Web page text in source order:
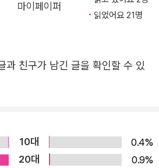
증명한다. 규범을 전복하려는 이러
할 수도 있겠다. 하지만 비딱한 시
들이 연애, 결혼, 출산을 포기하는
는 삶과 사랑에 ‘보편’의 잣대를
는, 횡액과도 같은 인물 엄태성은
상징적으로 보여준다. 비단 엄태성
둘러싼 위태로운 상황과 사연 많은
마이페이퍼
읽었어요 21명
과 친구가 남긴 글을 확인할 수 있
10대
0.4%
20대
0.9%